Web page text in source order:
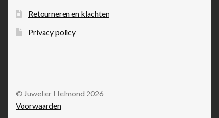
Retourneren en klachten
Privacy policy
© Juwelier Helmond 2026
Voorwaarden